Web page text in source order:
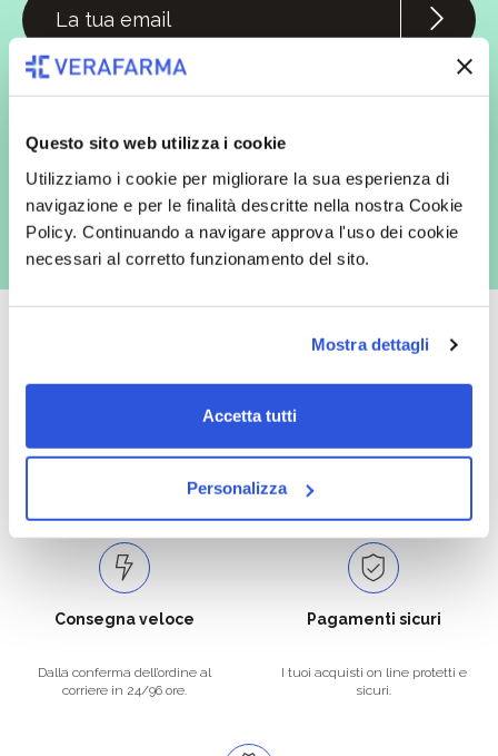
Questo sito web utilizza i cookie
Utilizziamo i cookie per migliorare la sua esperienza di
navigazione e per le finalità descritte nella nostra Cookie
Policy. Continuando a navigare approva l'uso dei cookie
necessari al corretto funzionamento del sito.
Mostra dettagli
Accetta tutti
Personalizza
In qualità di interessato, avendo letto l’informativa
redatta ai sensi del Regolamento EU 2016/679, acconsento
espressamente al trattamento dei miei dati personali per finalità
marketing (con modalità telematiche - quali ad es. newsletter ed e-mail
con inviti e comunicazioni commerciali - e modalità tradizionali, quali ad
es. posta cartacea)
Catalogo prodotti ampio e completo
Con un acquisto minimo di 29.90 €
Spedizioni in tutta Europa a 20€.
Consegna veloce
Dalla conferma dell’ordine al
corriere in 24/96 ore.
Pagamenti sicuri
I tuoi acquisti on line protetti e
sicuri.